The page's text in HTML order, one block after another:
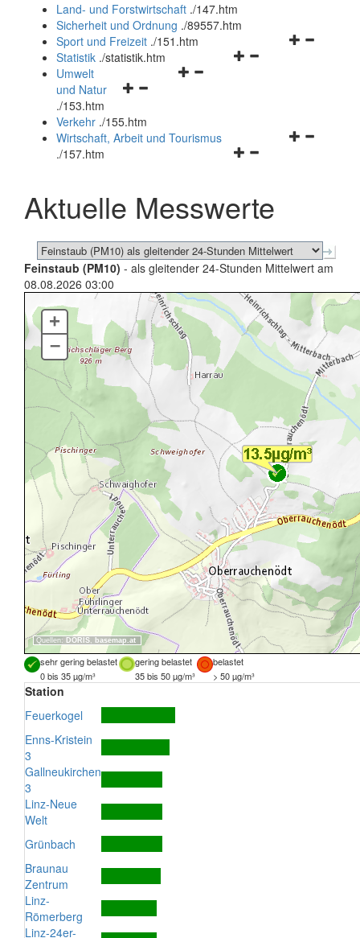
und
schließen
Land- und Forstwirtschaft ./147.htm
Sicherheit und Ordnung ./89557.htm
Navigationsmenü
Sport und Freizeit ./151.htm
Navigationsmenü
Statistik ./statistik.htm
Navigationsmenü
und
schließen
Umwelt
und Natur
./153.htm
Verkehr ./155.htm
Navigationsmenü
schließen
Wirtschaft, Arbeit und Tourismus
./157.htm
Aktuelle Messwerte
Feinstaub (PM10) - als gleitender 24-Stunden Mittelwert am
08.08.2026 03:00
Quellen: DORIS, basemap.at
+
–
sehr gering belastet gering belastet
belastet
0 bis 35 µg/m³
35 bis 50 µg/m³ > 50 µg/m³
Station
Feuerkogel
Enns-Kristein
3
Gallneukirchen
3
Linz-Neue
Welt
Grünbach
Braunau
Zentrum
Linz-
Römerberg
Linz-24er-